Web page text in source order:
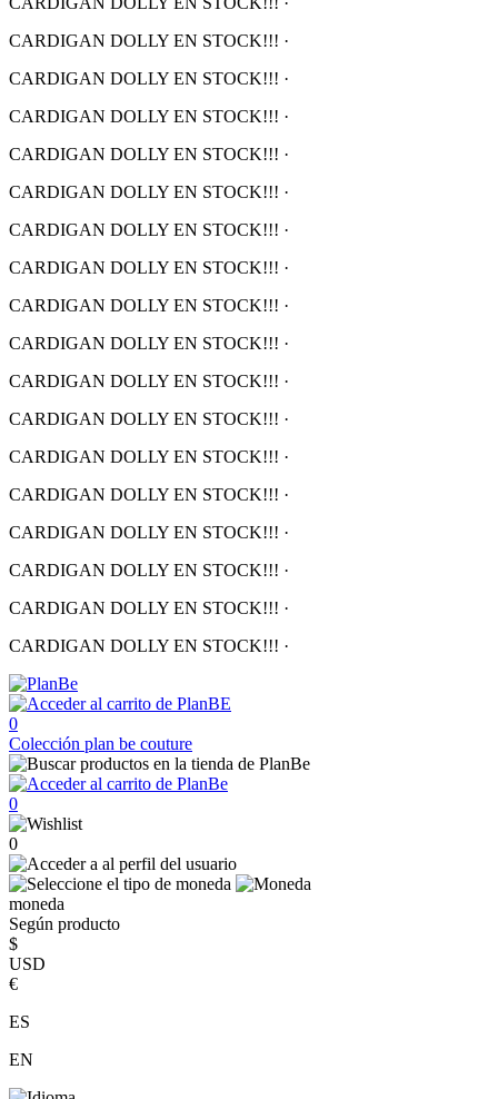
CARDIGAN DOLLY EN STOCK!!! ·
CARDIGAN DOLLY EN STOCK!!! ·
CARDIGAN DOLLY EN STOCK!!! ·
CARDIGAN DOLLY EN STOCK!!! ·
CARDIGAN DOLLY EN STOCK!!! ·
CARDIGAN DOLLY EN STOCK!!! ·
CARDIGAN DOLLY EN STOCK!!! ·
CARDIGAN DOLLY EN STOCK!!! ·
CARDIGAN DOLLY EN STOCK!!! ·
CARDIGAN DOLLY EN STOCK!!! ·
CARDIGAN DOLLY EN STOCK!!! ·
CARDIGAN DOLLY EN STOCK!!! ·
CARDIGAN DOLLY EN STOCK!!! ·
CARDIGAN DOLLY EN STOCK!!! ·
CARDIGAN DOLLY EN STOCK!!! ·
CARDIGAN DOLLY EN STOCK!!! ·
CARDIGAN DOLLY EN STOCK!!! ·
0
Colección plan be couture
0
0
moneda
Según producto
$
USD
€
ES
EN